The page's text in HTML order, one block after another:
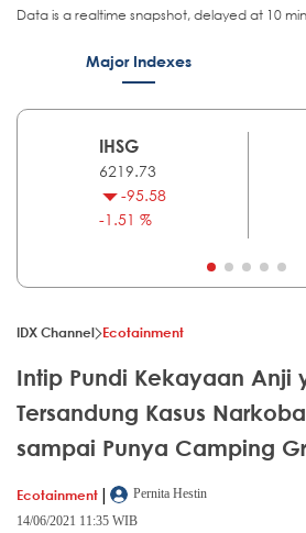
Data is a realtime snapshot, delayed at 10
Major Indexes
IHSG
6219.73
-95.58
-1.51 %
IDX Channel Ecotainment
Intip Pundi Kekayaan Anji
Tersandung Kasus
sampai Punya Camping
Ecotainment |
Pernita Hestin
14/06/2021 11:35 WIB